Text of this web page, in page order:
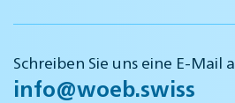
Schreiben Sie uns eine E-Mail
info@woeb.swiss